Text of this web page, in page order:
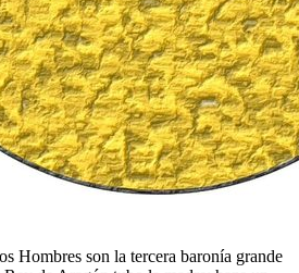
Hombres son la tercera baronía grande